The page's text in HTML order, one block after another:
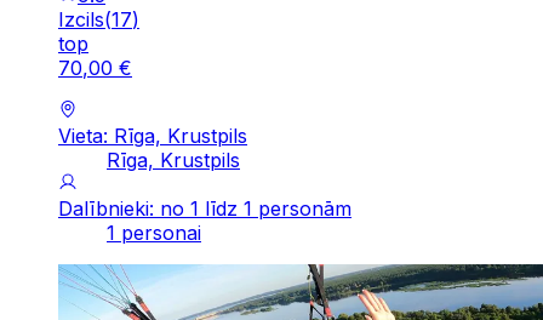
Izcils(17)
top
70,00 €
Vieta: Rīga, Krustpils
Rīga, Krustpils
Dalībnieki: no 1 līdz 1 personām
1 personai